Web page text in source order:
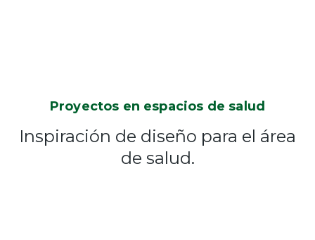
Proyectos en espacios de salud
Inspiración de diseño para el área
de salud.